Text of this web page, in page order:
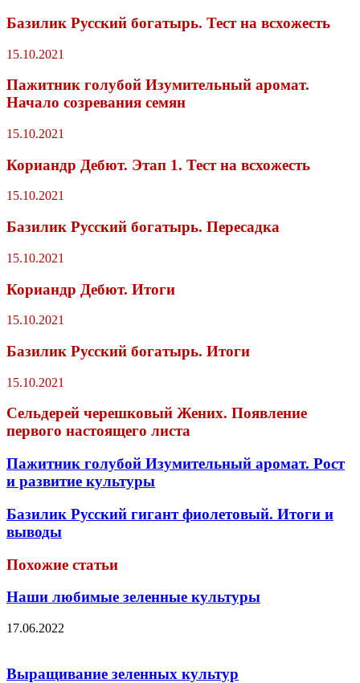
Базилик Русский богатырь. Тест на всхожесть
15.10.2021
Пажитник голубой Изумительный аромат.
Начало созревания семян
15.10.2021
Кориандр Дебют. Этап 1. Тест на всхожесть
15.10.2021
Базилик Русский богатырь. Пересадка
15.10.2021
Кориандр Дебют. Итоги
15.10.2021
Базилик Русский богатырь. Итоги
15.10.2021
Сельдерей черешковый Жених. Появление
первого настоящего листа
Пажитник голубой Изумительный аромат. Рост
и развитие культуры
Базилик Русский гигант фиолетовый. Итоги и
выводы
Похожие статьи
Наши любимые зеленные культуры
17.06.2022
Выращивание зеленных культур